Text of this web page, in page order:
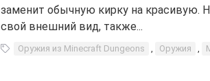
заменит обычную кирку на красивую.
свой внешний вид, также...
Оружия из Minecraft Dungeons , Оружия ,